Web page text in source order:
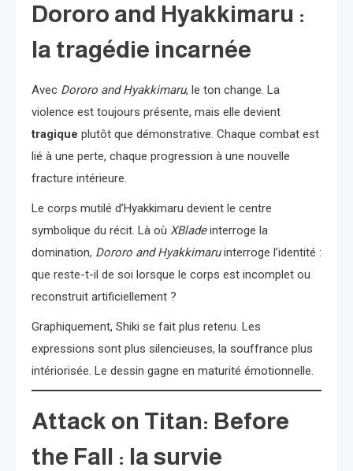
Dororo and Hyakkimaru :
la tragédie incarnée
Avec Dororo and Hyakkimaru, le ton change. La
violence est toujours présente, mais elle devient
tragique plutôt que démonstrative. Chaque combat est
lié à une perte, chaque progression à une nouvelle
fracture intérieure.
Le corps mutilé d’Hyakkimaru devient le centre
symbolique du récit. Là où XBladeinterroge la
domination, Dororo and Hyakkimaruinterroge l’identité :
que reste-t-il de soi lorsque le corps est incomplet ou
reconstruit artificiellement ?
Graphiquement, Shiki se fait plus retenu. Les
expressions sont plus silencieuses, la souffrance plus
intériorisée. Le dessin gagne en maturité émotionnelle.
Attack on Titan: Before
the Fall : la survie